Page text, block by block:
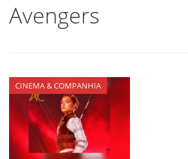
Avengers
CINEMA & COMPANHIA